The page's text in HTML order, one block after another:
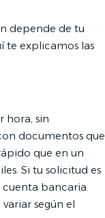
depende de tu
te explicamos las
hora, sin
documentos que
que en un
Si tu solicitud es
bancaria.
según el